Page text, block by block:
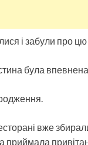
і забули про
була
вже
приймала